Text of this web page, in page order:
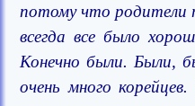
потому что родители
всегда все было
Конечно были. Были,
очень много